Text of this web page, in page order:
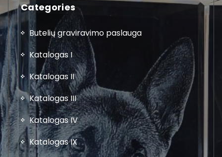
Categories
Butelių graviravimo paslauga
Katalogas I
Katalogas II
Katalogas III
Katalogas IV
Katalogas IX